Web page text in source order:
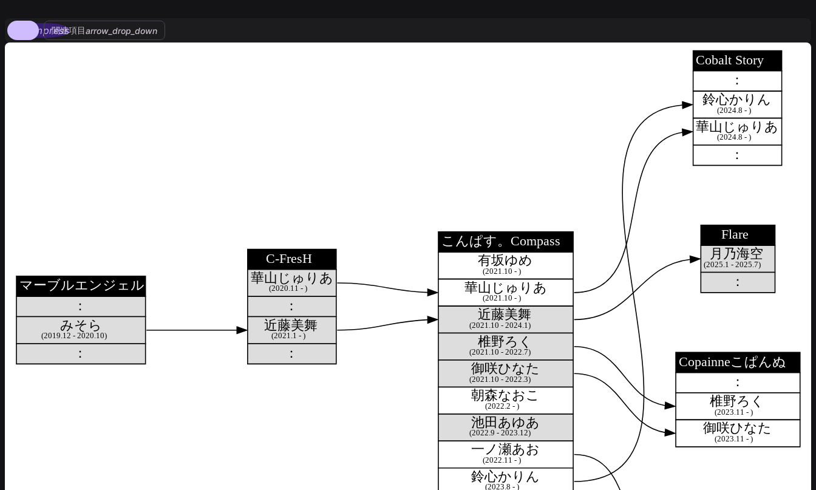
compress
関連項目arrow_drop_down